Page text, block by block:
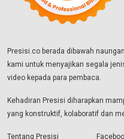
Presisi.co berada dibawah
kami untuk menyajikan segala
video kepada para pembaca.
Kehadiran Presisi diharapkan
yang konstruktif, kolaboratif dan
Tentang Presisi